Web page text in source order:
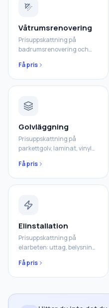
Våtrumsrenovering
Prisuppskattning på
badrumsrenovering och
Få pris
Golvläggning
Prisuppskattning på
parkettgolv, laminat, vinyl
Få pris
Elinstallation
Prisuppskattning på
elarbeten: uttag, belysning,
Få pris